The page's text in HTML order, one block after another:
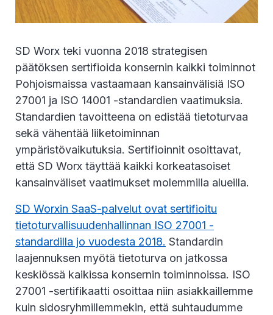
SD Worx teki vuonna 2018 strategisen
päätöksen sertifioida konsernin kaikki toiminnot
Pohjoismaissa vastaamaan kansainvälisiä ISO
27001 ja ISO 14001 -standardien vaatimuksia.
Standardien tavoitteena on edistää tietoturvaa
sekä vähentää liiketoiminnan
ympäristövaikutuksia. Sertifioinnit osoittavat,
että SD Worx täyttää kaikki korkeatasoiset
kansainväliset vaatimukset molemmilla alueilla.
SD Worxin SaaS-palvelut ovat sertifioitu
tietoturvallisuudenhallinnan ISO 27001 -
standardilla jo vuodesta 2018. Standardin
laajennuksen myötä tietoturva on jatkossa
keskiössä kaikissa konsernin toiminnoissa. ISO
27001 -sertifikaatti osoittaa niin asiakkaillemme
kuin sidosryhmillemmekin, että suhtaudumme